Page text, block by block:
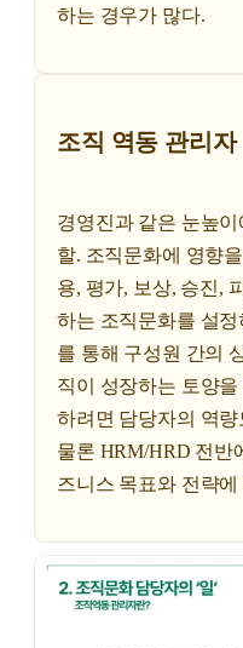
하는 경우가 많다.
조직 역동 관리자
경영진과 같은 눈높
할. 조직문화에 영향
용, 평가, 보상, 승진,
하는 조직문화를 설
를 통해 구성원 간의
직이 성장하는 토양
하려면 담당자의 역
물론 HRM/HRD 전반
즈니스 목표와 전략